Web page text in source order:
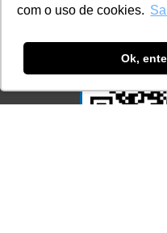
com o uso de cookies.
Ok,